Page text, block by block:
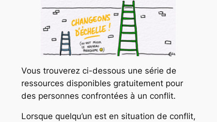
Vous trouverez ci-dessous une série de
ressources disponibles gratuitement pour
des personnes confrontées à un conflit.
Lorsque quelqu’un est en situation de conflit,